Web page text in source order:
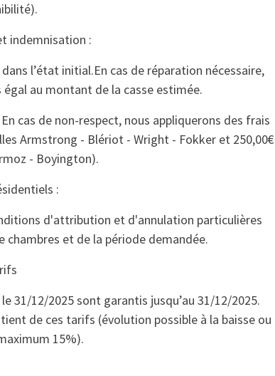
indemnisation :
l’état initial.En cas de réparation nécessaire,
au montant de la casse estimée.
cas de non-respect, nous appliquerons des frais
Armstrong - Blériot - Wright - Fokker et 250,00€
- Boyington).
:
d'attribution et d'annulation particulières
et de la période demandée.
31/12/2025 sont garantis jusqu’au 31/12/2025.
de ces tarifs (évolution possible à la baisse ou
15%).